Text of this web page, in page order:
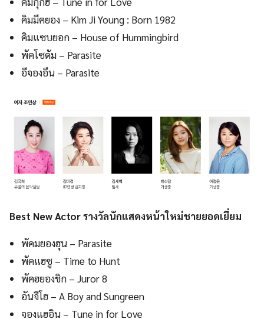
คิมมีคยอง – Kim Ji Young : Born 1982
คิมแซบยอก – House of Hummingbird
พัคโซดัม – Parasite
อีจองอึน – Parasite
Best New Actor รางวัลนักแสดงหน้าใหม่ชายยอดเยี่ยม
พัคมยองฮุน – Parasite
พัคแฮซู – Time to Hunt
พัคฮยองชิก – Juror 8
อันจีโฮ – A Boy and Sungreen
จองแฮอิน – Tune in for Love